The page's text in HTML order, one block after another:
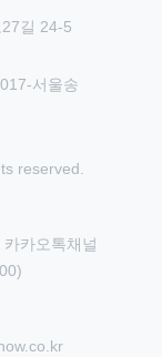
길 24-5
서울송
reserved.
카오톡채널